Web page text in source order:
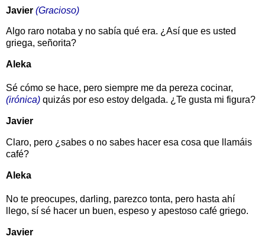
Javier (Gracioso)
Algo raro notaba y no sabía qué era. ¿Así que es usted
griega, señorita?
Aleka
Sé cómo se hace, pero siempre me da pereza cocinar,
(irónica) quizás por eso estoy delgada. ¿Te gusta mi figura?
Javier
Claro, pero ¿sabes o no sabes hacer esa cosa que llamáis
café?
Aleka
No te preocupes, darling, parezco tonta, pero hasta ahí
llego, sí sé hacer un buen, espeso y apestoso café griego.
Javier